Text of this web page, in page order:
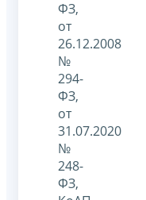
ФЗ,
от
26.12.2008
№
294-
ФЗ,
от
31.07.2020
№
248-
ФЗ,